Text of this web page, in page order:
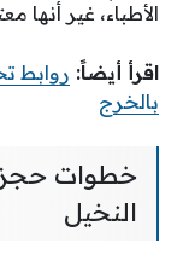
الأطباء، غير أنها
اقرأ أيضاً: روابط
بالخرج
خطوات
النخيل